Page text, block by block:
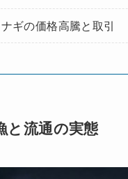
ギの価格高騰と取引
と流通の実態